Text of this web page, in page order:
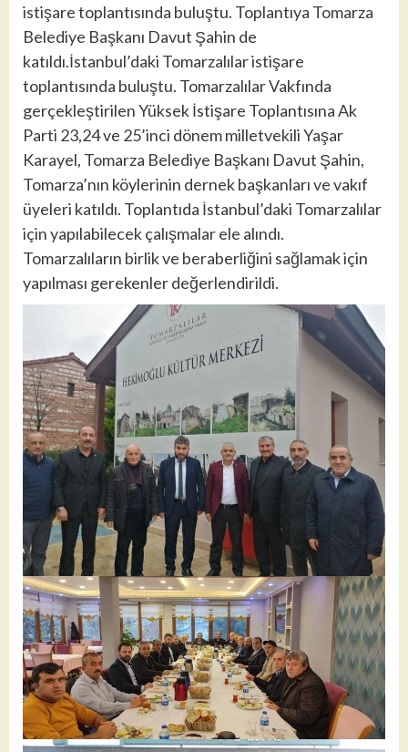
istişare toplantısında buluştu. Toplantıya Tomarza
Belediye Başkanı Davut Şahin de
katıldı.İstanbul’daki Tomarzalılar istişare
toplantısında buluştu. Tomarzalılar Vakfında
gerçekleştirilen Yüksek İstişare Toplantısına Ak
Parti 23,24 ve 25’inci dönem milletvekili Yaşar
Karayel, Tomarza Belediye Başkanı Davut Şahin,
Tomarza’nın köylerinin dernek başkanları ve vakıf
üyeleri katıldı. Toplantıda İstanbul’daki Tomarzalılar
için yapılabilecek çalışmalar ele alındı.
Tomarzalıların birlik ve beraberliğini sağlamak için
yapılması gerekenler değerlendirildi.